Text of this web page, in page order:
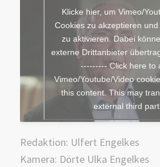
Klicke hier, um Vimeo/
Cookies zu akzeptieren
zu aktivieren. Dabei
externe Drittanbieter
--------- Click here to
Vimeo/Youtube/Video
this content. This may
external third
Redaktion: Ulfert Engelkes
Kamera: Dörte Ulka Engelkes